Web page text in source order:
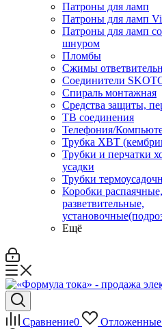
Патроны для ламп
Патроны для ламп
Патроны для ламп со
шнуром
Пломбы
Сжимы
Соединители
Спираль монтажная
Средства защиты,
ТВ соединения
Телефония/
Трубка ХВТ
Трубки и перчатки
усадки
Трубки
Коробки распаячные,
разветвительные,
Ещё
Сравнение0 Отложенные